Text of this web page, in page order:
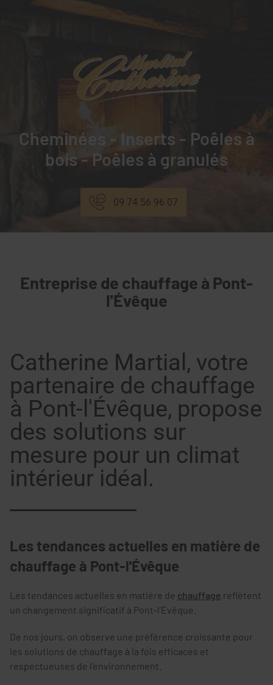
Cheminées - Inserts - Poêles à
bois - Poêles à granulés
09 74 56 96 07
Entreprise de chauffage à Pont-
l'Évêque
Catherine Martial, votre
partenaire de chauffage
à Pont-l'Évêque, propose
des solutions sur
mesure pour un climat
intérieur idéal.
Les tendances actuelles en matière de
chauffage à Pont-l'Évêque
Les tendances actuelles en matière de chauffage reflètent
un changement significatif à Pont-l'Évêque.
De nos jours, on observe une préférence croissante pour
les solutions de chauffage à la fois efficaces et
respectueuses de l'environnement.